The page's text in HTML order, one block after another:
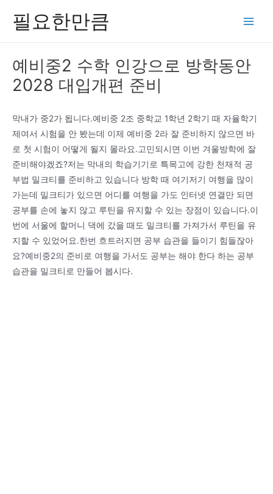
필요한만큼
예비중2 수학 인강으로 방학동안
2028 대입개편 준비
막내가 중2가 됩니다.예비중 2조 중학교 1학년 2학기 때 자율학기
제여서 시험을 안 봤는데 이제 예비중 2라 잘 준비하지 않으면 바
로 첫 시험이 어떻게 될지 몰라요.고민되시면 이번 겨울방학에 잘
준비해야겠죠?저는 막내의 학습기기로 특목고에 강한 천재적 공
부법 밀크티를 준비하고 있습니다 방학 때 여기저기 여행을 많이
가는데 밀크티가 있으면 어디를 여행을 가도 인터넷 연결만 되면
공부를 손에 놓지 않고 루틴을 유지할 수 있는 장점이 있습니다.이
번에 서울에 할머니 댁에 갔을 때도 밀크티를 가져가서 루틴을 유
지할 수 있었어요.한번 흐트러지면 공부 습관을 들이기 힘들잖아
요?예비중2의 준비로 여행을 가서도 공부는 해야 한다 하는 공부
습관을 밀크티로 만들어 봅시다.